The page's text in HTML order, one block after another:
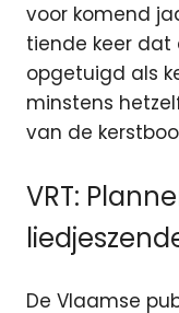
voor komend
tiende keer dat
opgetuigd als
minstens
van de
VRT:
De Vlaamse